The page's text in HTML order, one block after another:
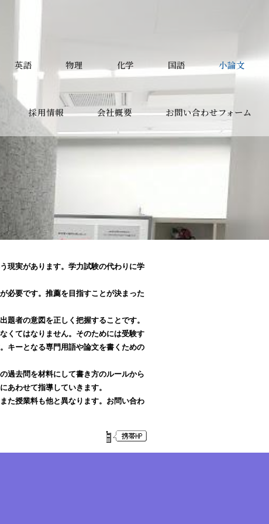
英語 物理 化学 国語 小論文
採用情報 会社概要 お問い合わせフォーム
現実があります。学力試験の代わりに学
必要です。推薦を目指すことが決まった
題者の意図を正しく把握することです。
くてはなりません。そのためには受験す
キーとなる専門用語や論文を書くための
過去問を材料にして書き方のルールから
あわせて指導していきます。
た授業料も他と異なります。お問い合わ